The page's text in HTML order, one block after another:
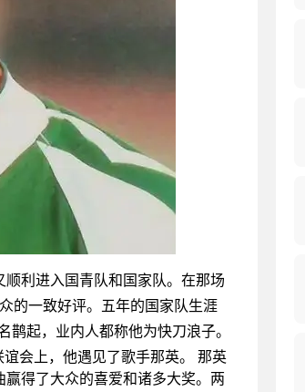
利进入国青队和国家队。在那场
的一致好评。五年的国家队生涯
起，业内人都称他为快刀浪子。
会上，他遇见了歌手那英。 那英
得了大众的喜爱和诸多大奖。两